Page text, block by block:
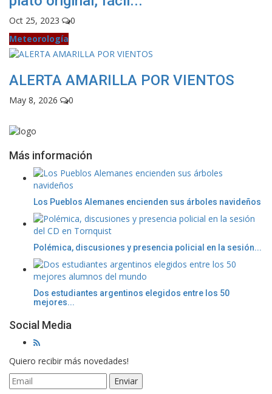
Oct 25, 2023
0
Meteorología
ALERTA AMARILLA POR VIENTOS
May 8, 2026 0
Más información
Los Pueblos Alemanes encienden sus árboles navideños
Polémica, discusiones y presencia policial en la sesión...
Dos estudiantes argentinos elegidos entre los 50
mejores...
Social Media
Quiero recibir más novedades!